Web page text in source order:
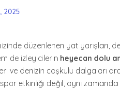
2025
düzenlenen yat yarışları,
de izleyicilerin heyecan dolu
ve denizin coşkulu dalgaları
etkinliği değil, aynı zamanda